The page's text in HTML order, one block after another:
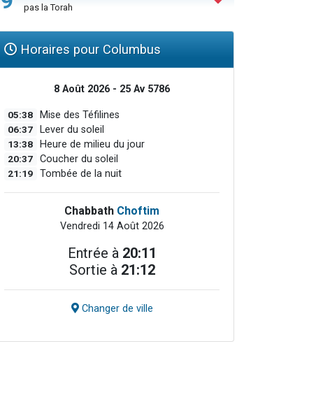
pas la Torah
Horaires pour Columbus
8 Août 2026 - 25 Av 5786
05:38 Mise des Téfilines
06:37 Lever du soleil
13:38 Heure de milieu du jour
20:37 Coucher du soleil
21:19 Tombée de la nuit
Chabbath Choftim
Vendredi 14 Août 2026
Entrée à 20:11
Sortie à 21:12
Changer de ville